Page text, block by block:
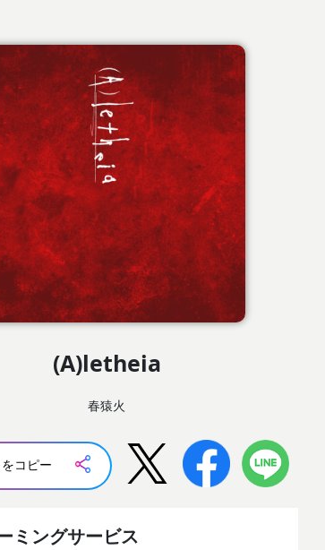
(A)letheia
春猿火
をコピー
ミングサービス